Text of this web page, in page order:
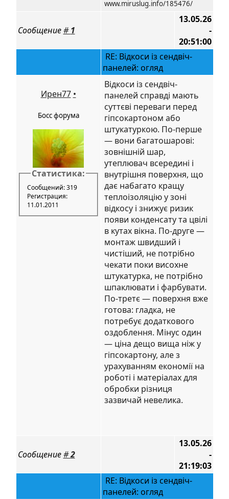
www.miruslug.info/185476/
Сообщение#1
13.05.26
-
20:51:00
RE: Відкоси із сендвіч-
панелей: огляд
Ирен77 •
Босс форума
Статистика:
Сообщений: 319
Регистрация:
11.01.2011
Відкоси із сендвіч-
панелей справді мають
суттєві переваги перед
гіпсокартоном або
штукатуркою. По-перше
— вони багатошарові:
зовнішній шар,
утеплювач всередині і
внутрішня поверхня, що
дає набагато кращу
теплоізоляцію у зоні
відкосу і знижує ризик
появи конденсату та цвілі
в кутах вікна. По-друге —
монтаж швидший і
чистіший, не потрібно
чекати поки висохне
штукатурка, не потрібно
шпаклювати і фарбувати.
По-третє — поверхня вже
готова: гладка, не
потребує додаткового
оздоблення. Мінус один
— ціна дещо вища ніж у
гіпсокартону, але з
урахуванням економії на
роботі і матеріалах для
обробки різниця
зазвичай невелика.
Сообщение#2
13.05.26
-
21:19:03
RE: Відкоси із сендвіч-
панелей: огляд